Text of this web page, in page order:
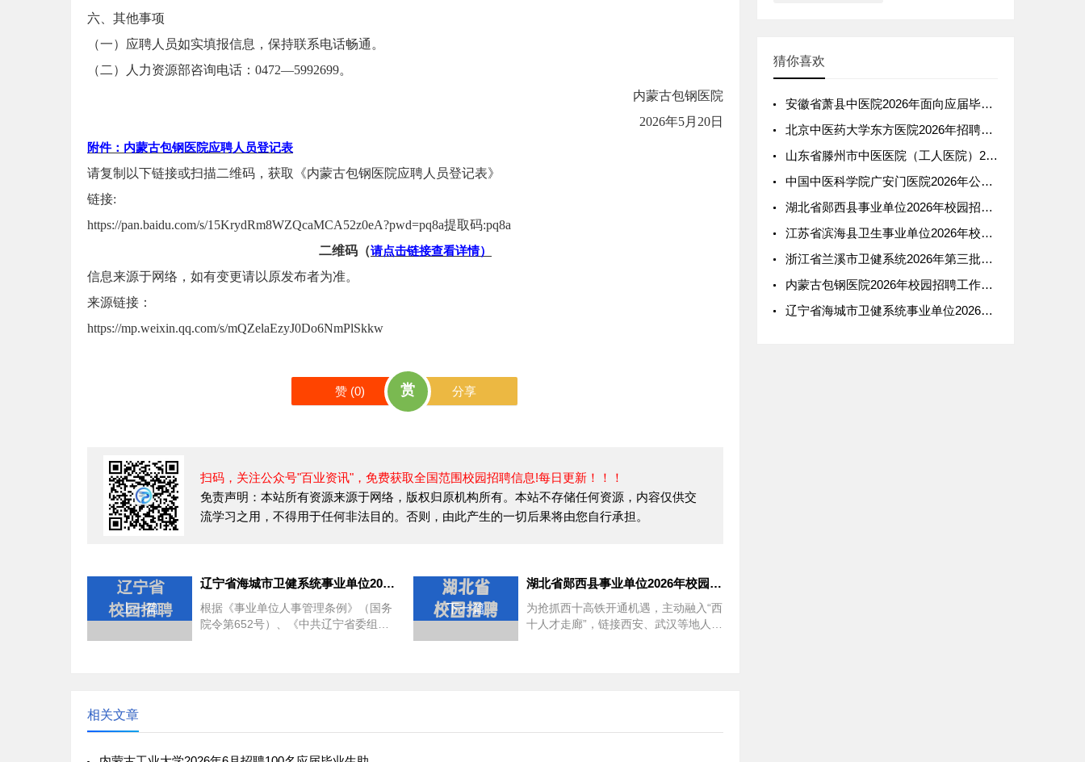
六、其他事项
（一）应聘人员如实填报信息，保持联系电话畅通。
（二）人力资源部咨询电话：0472—5992699。
内蒙古包钢医院
2026年5月20日
附件：内蒙古包钢医院应聘人员登记表
请复制以下链接或扫描二维码，获取《内蒙古包钢医院应聘人员登记表》
链接:
https://pan.baidu.com/s/15KrydRm8WZQcaMCA52z0eA?pwd=pq8a提取码:pq8a
二维码（请点击链接查看详情）
信息来源于网络，如有变更请以原发布者为准。
来源链接：
https://mp.weixin.qq.com/s/mQZelaEzyJ0Do6NmPlSkkw
赞 (0) 赏 分享
扫码，关注公众号"百业资讯"，免费获取全国范围校园招聘信息!每日更新！！！
免责声明：本站所有资源来源于网络，版权归原机构所有。本站不存储任何资源，内容仅供交
流学习之用，不得用于任何非法目的。否则，由此产生的一切后果将由您自行承担。
上一篇
辽宁省海城市卫健系统事业单位2026年面向24-26届毕业生秋季校园招聘15名工作人员公告
根据《事业单位人事管理条例》（国务
院令第652号）、《中共辽宁省委组织
下一篇
湖北省郧西县事业单位2026年校园招聘10名高层次及急需紧缺人才公告（第二场）
为抢抓西十高铁开通机遇，主动融入“西
十人才走廊”，链接西安、武汉等地人才
相关文章
猜你喜欢
安徽省萧县中医院2026年面向应届毕业生校园公开招聘6名工作人员公告
北京中医药大学东方医院2026年招聘1名应届毕业生公告（第六批）
山东省滕州市中医医院（工人医院）2026年6月校园招聘简章
中国中医科学院广安门医院2026年公开招聘8名国内高校应届毕业生公告（第二批）
湖北省郧西县事业单位2026年校园招聘10名高层次及急需紧缺人才公告（第二场）
江苏省滨海县卫生事业单位2026年校园招聘专业技术人员公告
浙江省兰溪市卫健系统2026年第三批面向高校公开招聘15名医学类优秀应届毕业生的公告
内蒙古包钢医院2026年校园招聘工作人员公告
辽宁省海城市卫健系统事业单位2026年面向24-26届毕业生秋季校园招聘15名工作人员公告